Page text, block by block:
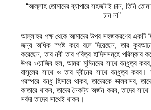
“আল্লাহ তোমাদের ব্যাপারে সহজটাই চান, তিনি
চান না”
আল্লাহর পক্ষ থেকে আমাদের উপর সহজকরণের একটি
জন্য অধিক স্পষ্ট করে বলে দিয়েছেন, তার
করেছেন, তার নবী তার পবিত্র হাদিসসমূহে পরিস্কার
উপর ওয়াজিব হল, আমরা মুমিনদের সাথে বন্ধুত্ব
রাসূলের সাথে ও তার দ্বীনের সাথে বন্ধুত্ব করব।
পরস্পরে বন্ধু হিসাবে থাকব, তাদেরকে ভালবাসব,
কাতারে থাকব, তাদের নৈকট্য অর্জন করব, তাদের
সর্বদা তাদের সাথেই থাকব।